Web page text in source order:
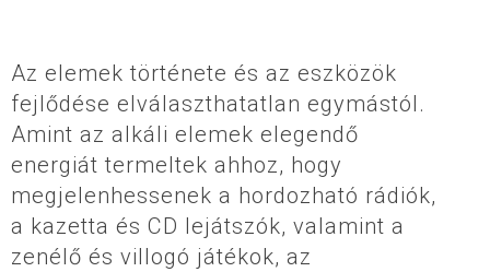
Az elemek története és az eszközök
fejlődése elválaszthatatlan egymástól.
Amint az alkáli elemek elegendő
energiát termeltek ahhoz, hogy
megjelenhessenek a hordozható rádiók,
a kazetta és CD lejátszók, valamint a
zenélő és villogó játékok, az